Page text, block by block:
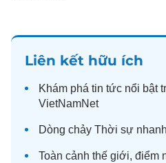
Liên kết hữu ích
Khám phá tin tức nổi bật
VietNamNet
Dòng chảy Thời sự
Toàn cảnh thế giới, điểm